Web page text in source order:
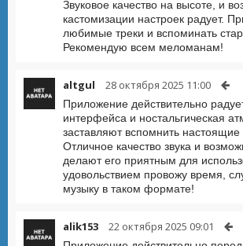
Звуковое качество на высоте, и
кастомизации настроек радует.
любимые треки и вспоминать
Рекомендую всем меломанам!
altgul 28 октября 2025 11:00
Приложение действительно
интерфейса и ностальгическая
заставляют вспомнить настоящие
Отличное качество звука и
делают его приятным для
удовольствием провожу время,
музыку в таком формате!
alik153 22 октября 2025 09:01